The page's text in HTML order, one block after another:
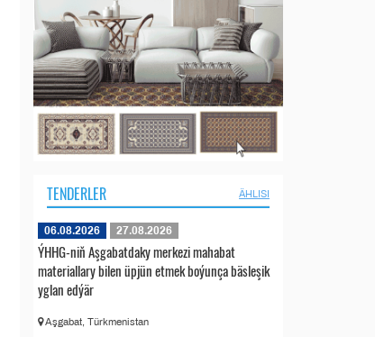
TENDERLER ÄHLISI
06.08.2026 27.08.2026
ÝHHG-niň Aşgabatdaky merkezi mahabat
materiallary bilen üpjün etmek boýunça bäsleşik
yglan edýär
Aşgabat, Türkmenistan